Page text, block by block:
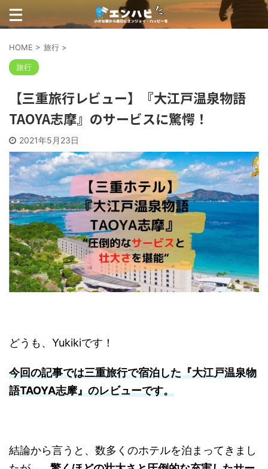
HOME > 旅行 >
旅行
【三重旅行レビュー】『大江戸温泉物語
TAOYA志摩』のサービスに驚愕！
2021年5月23日
どうも、Yukikiです！
今回の記事では三重旅行で宿泊した『大江戸温泉物
語TAOYA志摩』のレビューです。
結論から言うと、数多くのホテルを泊まってきまし